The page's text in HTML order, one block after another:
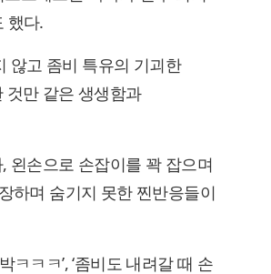
했다.
않고 좀비 특유의 기괴한
것만 같은 생생함과
왼손으로 손잡이를 꽉 잡으며
하며 숨기지 못한 찐반응들이
ㅋㅋ’, ‘좀비도 내려갈 때 손